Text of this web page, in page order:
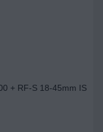
+ RF-S 18-45mm IS